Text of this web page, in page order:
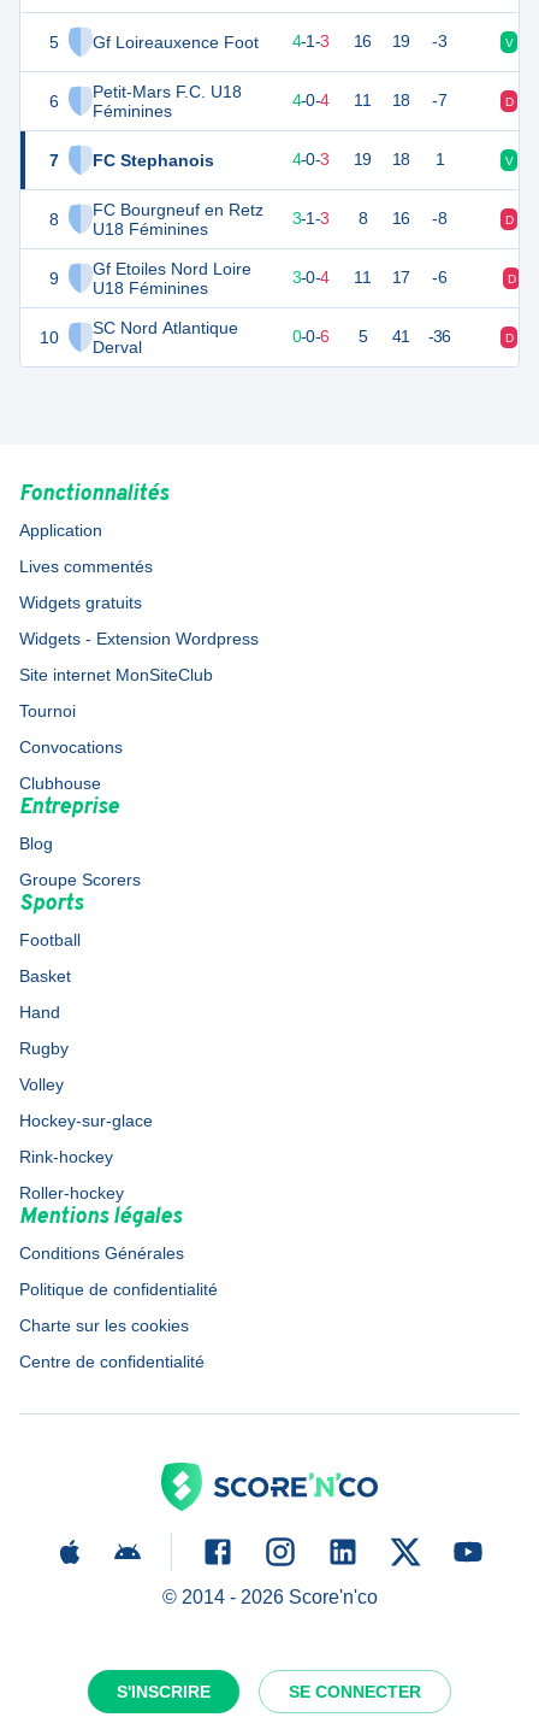
S'INSCRIRE SE CONNECTER
5 Gf Loireauxence Foot
6
Petit-Mars F.C. U18
Féminines
7 FC Stephanois
8
FC Bourgneuf en Retz
U18 Féminines
9
Gf Etoiles Nord Loire
U18 Féminines
10
SC Nord Atlantique
Derval
12 9 4-1-3 16 19 -3 V
11 4-0-4 11 18 -7 D
10 4-0-3 19 18 1 V
8 9 3-1-3 8 16 -8 D
7 3-0-4 11 17 -6 D
-4 0-0-6 5 41 -36 D
Fonctionnalités
Application
Lives commentés
Widgets gratuits
Widgets - Extension Wordpress
Site internet MonSiteClub
Tournoi
Convocations
Clubhouse
Entreprise
Blog
Groupe Scorers
Sports
Football
Basket
Hand
Rugby
Volley
Hockey-sur-glace
Rink-hockey
Roller-hockey
Mentions légales
Conditions Générales
Politique de confidentialité
Charte sur les cookies
Centre de confidentialité
© 2014 - 2026Score'n'co